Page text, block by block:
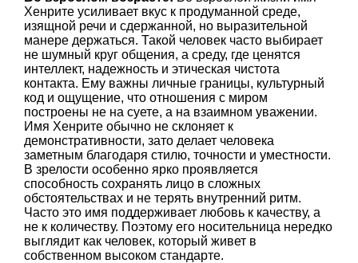
Хенрите усиливает вкус к продуманной среде,
изящной речи и сдержанной, но выразительной
манере держаться. Такой человек часто выбирает
не шумный круг общения, а среду, где ценятся
интеллект, надежность и этическая чистота
контакта. Ему важны личные границы, культурный
код и ощущение, что отношения с миром
построены не на суете, а на взаимном уважении.
Имя Хенрите обычно не склоняет к
демонстративности, зато делает человека
заметным благодаря стилю, точности и уместности.
В зрелости особенно ярко проявляется
способность сохранять лицо в сложных
обстоятельствах и не терять внутренний ритм.
Часто это имя поддерживает любовь к качеству, а
не к количеству. Поэтому его носительница нередко
выглядит как человек, который живет в
собственном высоком стандарте.